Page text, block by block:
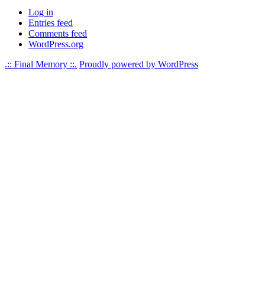
Log in
Entries feed
Comments feed
WordPress.org
.:: Final Memory ::. Proudly powered by WordPress